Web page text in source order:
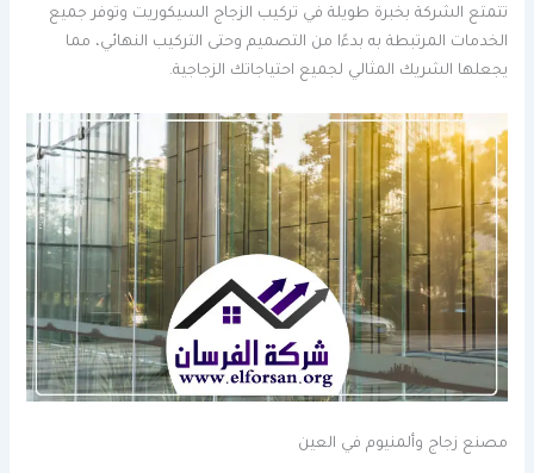
تتمتع الشركة بخبرة طويلة في تركيب الزجاج السيكوريت وتوفر جميع
الخدمات المرتبطة به بدءًا من التصميم وحتى التركيب النهائي، مما
يجعلها الشريك المثالي لجميع احتياجاتك الزجاجية.
مصنع زجاج وألمنيوم في العين